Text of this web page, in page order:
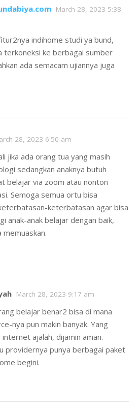
March 28, 2023 5:38
indihome studi ya bund,
terkoneksi ke berbagai sumber
ada semacam ujiannya juga
28, 2023 6:50 am
jika ada orang tua yang masih
sedangkan anaknya butuh
belajar via zoom atau nonton
Semoga semua ortu bisa
keterbatasan agar bisa
anak-anak belajar dengan baik,
memuaskan.
March 28, 2023 9:17 am
belajar benar2 bisa di mana
nya pun makin banyak. Yang
ajalah, dijamin aman.
providernya punya berbagai paket
begini.